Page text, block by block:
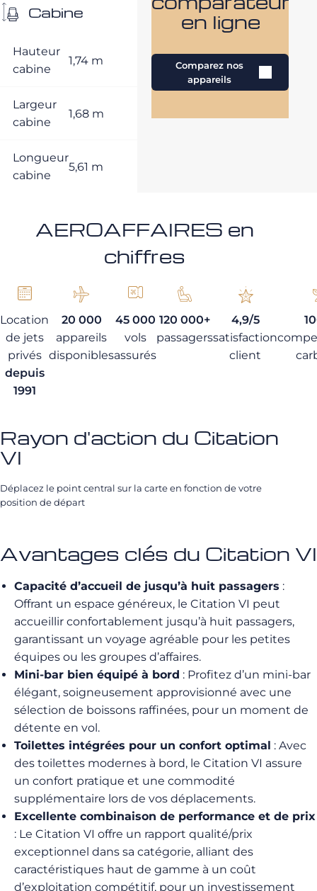
Cabine
Hauteur
cabine
1,74 m
Largeur
cabine
1,68 m
Longueur
cabine
5,61 m
en ligne
Comparez nos
appareils
AEROAFFAIRES en
chiffres
Location
de jets
privés
depuis
1991
20 000
appareils
disponibles
45 000
vols
assurés
120 000+
passagers
4,9/5
satisfaction
client
Rayon d'action du Citation
VI
Déplacez le point central sur la carte en fonction de votre
position de départ
Avantages clés du Citation VI
Capacité d’accueil de jusqu’à huit passagers :
Offrant un espace généreux, le Citation VI peut
accueillir confortablement jusqu’à huit passagers,
garantissant un voyage agréable pour les petites
équipes ou les groupes d’affaires.
Mini-bar bien équipé à bord : Profitez d’un mini-bar
élégant, soigneusement approvisionné avec une
sélection de boissons raffinées, pour un moment de
détente en vol.
Toilettes intégrées pour un confort optimal : Avec
des toilettes modernes à bord, le Citation VI assure
un confort pratique et une commodité
supplémentaire lors de vos déplacements.
Excellente combinaison de performance et de prix
: Le Citation VI offre un rapport qualité/prix
exceptionnel dans sa catégorie, alliant des
caractéristiques haut de gamme à un coût
d’exploitation compétitif, pour un investissement